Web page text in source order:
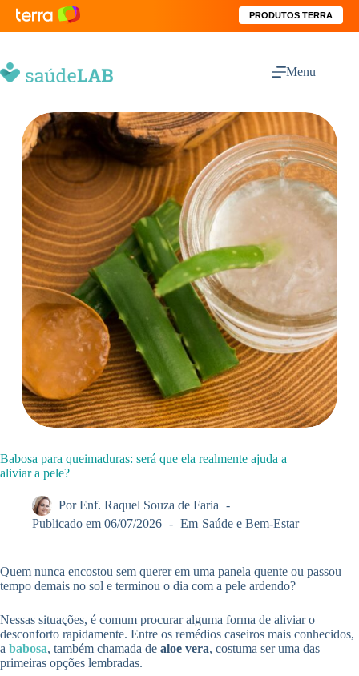
PRODUTOS TERRA
Menu
Babosa para queimaduras: será que ela realmente ajuda a
aliviar a pele?
Por Enf. Raquel Souza de Faria
Publicado em 06/07/2026 Em Saúde e Bem-Estar
Quem nunca encostou sem querer em uma panela quente ou passou
tempo demais no sol e terminou o dia com a pele ardendo?
Nessas situações, é comum procurar alguma forma de aliviar o
desconforto rapidamente. Entre os remédios caseiros mais conhecidos,
a babosa, também chamada de aloe vera, costuma ser uma das
primeiras opções lembradas.